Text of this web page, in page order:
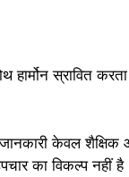
हार्मोन स्रावित
केवल शैक्षिक
का विकल्प